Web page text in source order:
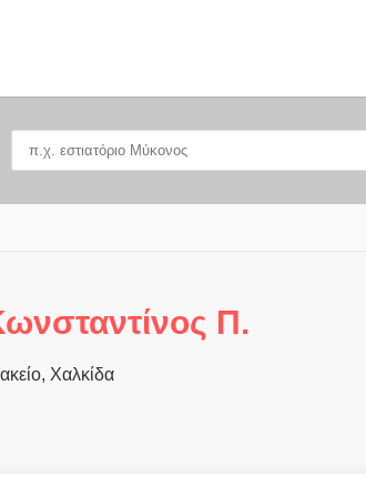
Π.
Χαλκίδα